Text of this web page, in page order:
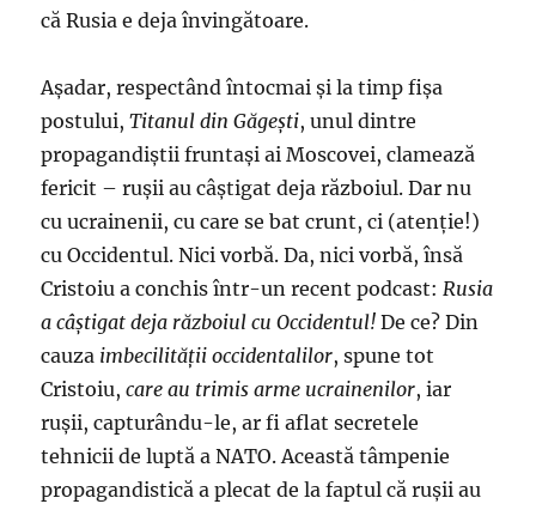
că Rusia e deja învingătoare.
Aşadar, respectând întocmai şi la timp fişa
postului,Titanul din Găgeşti, unul dintre
propagandiştii fruntaşi ai Moscovei, clamează
fericit – ruşii au câştigat deja războiul. Dar nu
cu ucrainenii, cu care se bat crunt, ci (atenţie!)
cu Occidentul. Nici vorbă. Da, nici vorbă, însă
Cristoiu a conchis într-un recent podcast:Rusia
a câștigat deja războiul cu Occidentul! De ce? Din
cauza imbecilităţii occidentalilor, spune tot
Cristoiu, care au trimis arme ucrainenilor, iar
ruşii, capturându-le, ar fi aflat secretele
tehnicii de luptă a NATO. Această tâmpenie
propagandistică a plecat de la faptul că ruşii au